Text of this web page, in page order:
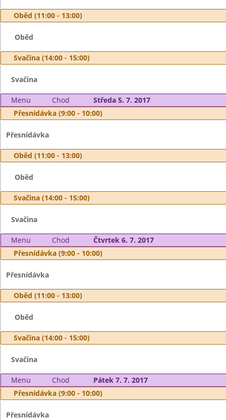
Oběd (11:00 - 13:00)
Oběd
Svačina (14:00 - 15:00)
Svačina
Menu Chod
Středa 5. 7. 2017
Přesnídávka (9:00 - 10:00)
Přesnídávka
Oběd (11:00 - 13:00)
Oběd
Svačina (14:00 - 15:00)
Svačina
Menu Chod
Čtvrtek 6. 7. 2017
Přesnídávka (9:00 - 10:00)
Přesnídávka
Oběd (11:00 - 13:00)
Oběd
Svačina (14:00 - 15:00)
Svačina
Menu Chod
Pátek 7. 7. 2017
Přesnídávka (9:00 - 10:00)
Přesnídávka